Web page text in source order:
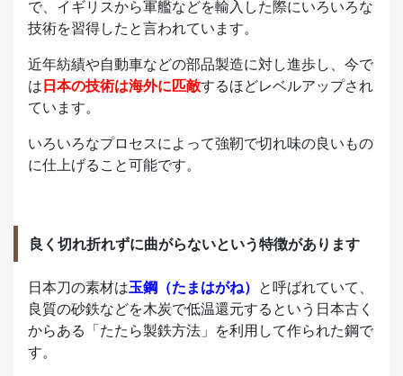
で、イギリスから軍艦などを輸入した際にいろいろな
技術を習得したと言われています。
近年紡績や自動車などの部品製造に対し進歩し、今で
は日本の技術は海外に匹敵するほどレベルアップされ
ています。
いろいろなプロセスによって強靭で切れ味の良いもの
に仕上げること可能です。
良く切れ折れずに曲がらないという特徴があります
日本刀の素材は玉鋼（たまはがね） と呼ばれていて、
良質の砂鉄などを木炭で低温還元するという日本古く
からある「たたら製鉄方法」を利用して作られた鋼で
す。